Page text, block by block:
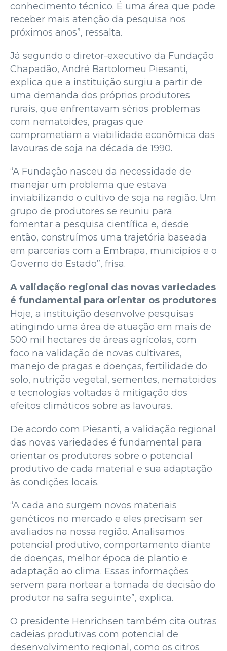
conhecimento técnico. É uma área que pode
receber mais atenção da pesquisa nos
próximos anos”, ressalta.
Já segundo o diretor-executivo da Fundação
Chapadão, André Bartolomeu Piesanti,
explica que a instituição surgiu a partir de
uma demanda dos próprios produtores
rurais, que enfrentavam sérios problemas
com nematoides, pragas que
comprometiam a viabilidade econômica das
lavouras de soja na década de 1990.
“A Fundação nasceu da necessidade de
manejar um problema que estava
inviabilizando o cultivo de soja na região. Um
grupo de produtores se reuniu para
fomentar a pesquisa científica e, desde
então, construímos uma trajetória baseada
em parcerias com a Embrapa, municípios e o
Governo do Estado”, frisa.
A validação regional das novas variedades
é fundamental para orientar os produtores
Hoje, a instituição desenvolve pesquisas
atingindo uma área de atuação em mais de
500 mil hectares de áreas agrícolas, com
foco na validação de novas cultivares,
manejo de pragas e doenças, fertilidade do
solo, nutrição vegetal, sementes, nematoides
e tecnologias voltadas à mitigação dos
efeitos climáticos sobre as lavouras.
De acordo com Piesanti, a validação regional
das novas variedades é fundamental para
orientar os produtores sobre o potencial
produtivo de cada material e sua adaptação
às condições locais.
“A cada ano surgem novos materiais
genéticos no mercado e eles precisam ser
avaliados na nossa região. Analisamos
potencial produtivo, comportamento diante
de doenças, melhor época de plantio e
adaptação ao clima. Essas informações
servem para nortear a tomada de decisão do
produtor na safra seguinte”, explica.
O presidente Henrichsen também cita outras
cadeias produtivas com potencial de
desenvolvimento regional, como os citros